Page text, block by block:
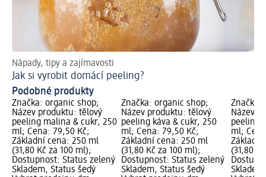
Nápady, tipy a zajímavosti
Jak si vyrobit domácí peeling?
Podobné produkty
Značka: organic shop;
Název produktu: tělový
peeling malina & cukr, 250
ml; Cena: 79,50 Kč;
Základní cena: 250 ml
(31,80 Kč za 100 ml);
Dostupnost: Status zelený
Skladem, Status šedý
Značka: organic shop;
Název produktu: tělový
peeling káva & cukr, 250
ml; Cena: 79,50 Kč;
Základní cena: 250 ml
(31,80 Kč za 100 ml);
Dostupnost: Status zelený
Skladem, Status šedý
Značka:
Název
peeling
ml;
(31,80